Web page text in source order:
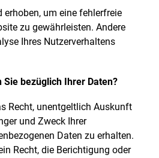
erhoben, um eine fehlerfreie
zu gewährleisten. Andere
Ihres Nutzerverhaltens
Sie bezüglich Ihrer Daten?
Recht, unentgeltlich Auskunft
und Zweck Ihrer
Daten zu erhalten.
Recht, die Berichtigung oder